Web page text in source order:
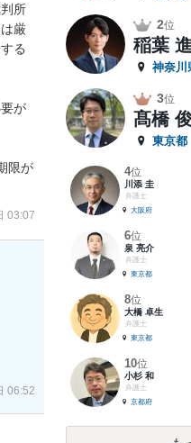
所
厳
る
が
限が
03:07
06:52
2位
稲葉
神奈川
3位
髙橋
東京都
4位
川添 圭
弁護士
大阪府
6位
泉 亮介
弁護士
東京都
8位
大橋 卓生
弁護士
東京都
10位
小杉 和
弁護士
京都府